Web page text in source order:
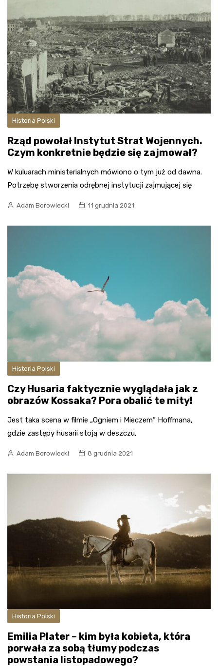
Historia Polski
Rząd powołał Instytut Strat Wojennych.
Czym konkretnie będzie się zajmował?
W kuluarach ministerialnych mówiono o tym już od dawna.
Potrzebę stworzenia odrębnej instytucji zajmującej się
Adam Borowiecki 11 grudnia 2021
Historia Polski
Czy Husaria faktycznie wyglądała jak z
obrazów Kossaka? Pora obalić te mity!
Jest taka scena w filmie „Ogniem i Mieczem” Hoffmana,
gdzie zastępy husarii stoją w deszczu,
Adam Borowiecki 8 grudnia 2021
Historia Polski
Emilia Plater – kim była kobieta, która
porwała za sobą tłumy podczas
powstania listopadowego?